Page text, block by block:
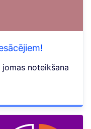
noteikšana